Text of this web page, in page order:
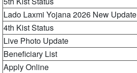
Lado Laxmi Yojana 2026 New Update
4th Kist Status
Live Photo Update
Beneficiary List
Apply Online